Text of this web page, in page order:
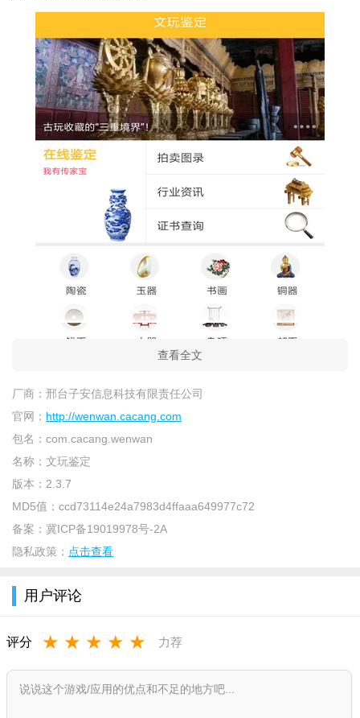
文玩鉴定介绍
专家，文玩鉴定app是您的古玩鉴宝淘宝助手，带着专家淘宝、
文玩鉴定功能
查看全文
厂商： 邢台子安信息科技有限责任公司
官网： http://wenwan.cacang.com
包名： com.cacang.wenwan
名称： 文玩鉴定
版本： 2.3.7
MD5值： ccd73114e24a7983d4ffaaa649977c72
备案： 冀ICP备19019978号-2A
隐私政策： 点击查看
用户评论
评分 ★ ★ ★ ★ ★ 力荐